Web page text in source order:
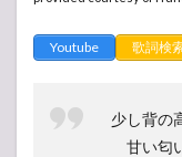
Youtube 歌詞検
少し背の
甘い匂